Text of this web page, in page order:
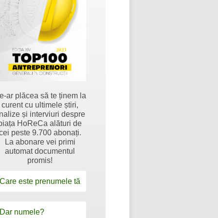
ar plăcea să te ținem la
curent cu ultimele știri,
și interviuri despre
HoReCa alături de
peste 9.700 abonați.
La abonare vei primi
automat documentul
promis!